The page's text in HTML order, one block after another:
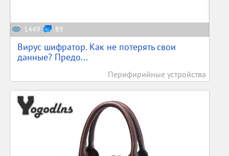
1449 89
Вирус шифратор. Как не потерять свои
данные? Предо...
Перифирийные устройства